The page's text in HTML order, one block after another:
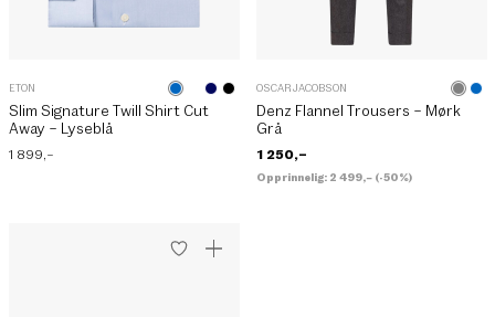
ETON
Slim Signature Twill Shirt Cut
Away – Lyseblå
1 899 ,–
OSCAR JACOBSON
Denz Flannel Trousers – Mørk
Grå
1 250,–
Opprinnelig: 2 499,– (-50%)